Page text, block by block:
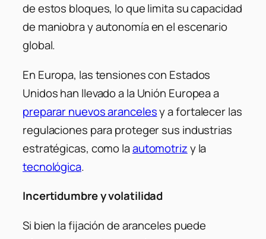
de estos bloques, lo que limita su capacidad
de maniobra y autonomía en el escenario
global.
En Europa, las tensiones con Estados
Unidos han llevado a la Unión Europea a
preparar nuevos arancelesy a fortalecer las
regulaciones para proteger sus industrias
estratégicas, como laautomotrizy la
tecnológica.
Incertidumbre y volatilidad
Si bien la fijación de aranceles puede